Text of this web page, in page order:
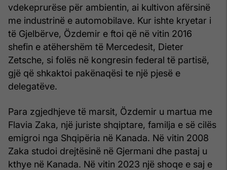
vdekeprurëse për ambientin, ai kultivon afërsinë
me industrinë e automobilave. Kur ishte kryetar i
të Gjelbërve, Özdemir e ftoi që në vitin 2016
shefin e atëhershëm të Mercedesit, Dieter
Zetsche, si folës në kongresin federal të partisë,
gjë që shkaktoi pakënaqësi te një pjesë e
delegatëve.
Para zgjedhjeve të marsit, Özdemir u martua me
Flavia Zaka, një juriste shqiptare, familja e së cilës
emigroi nga Shqipëria në Kanada. Në vitin 2008
Zaka studoi drejtësinë në Gjermani dhe pastaj u
kthye në Kanada. Në vitin 2023 një shoqe e saj e